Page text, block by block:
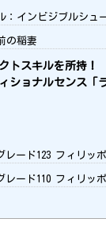
：インビジブルシュ
の稲妻
トスキルを所持！
ショナルセンス「
レード123 フィリッ
レード110 フィリッ